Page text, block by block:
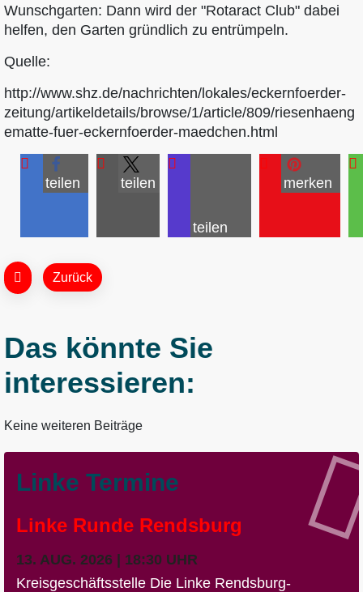
Wunschgarten: Dann wird der "Rotaract Club" dabei
helfen, den Garten gründlich zu entrümpeln.
Quelle:
http://www.shz.de/nachrichten/lokales/eckernfoerder-
zeitung/artikeldetails/browse/1/article/809/riesenhaeng
ematte-fuer-eckernfoerder-maedchen.html
teilen teilen
teilen
merken
Zurück
Das könnte Sie
interessieren:
Keine weiteren Beiträge
Linke Termine
Linke Runde Rendsburg
13. AUG. 2026 | 18:30 UHR
Kreisgeschäftsstelle Die Linke Rendsburg-